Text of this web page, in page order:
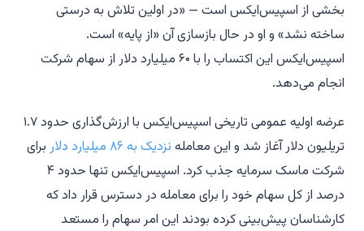
بخشی از اسپیس‌ایکس است — «در اولین تلاش به درستی
ساخته نشد» و او در حال بازسازی آن «از پایه» است.
اسپیس‌ایکس این اکتساب را با ۶۰ میلیارد دلار از سهام شرکت
انجام می‌دهد.
عرضه اولیه عمومی تاریخی اسپیس‌ایکس با ارزش‌گذاری حدود ۱.۷
تریلیون دلار آغاز شد و این معامله نزدیک به ۸۶ میلیارد دلار
برای
شرکت ماسک سرمایه جذب کرد. اسپیس‌ایکس تنها حدود ۴
درصد از کل سهام خود را برای معامله در دسترس قرار داد که
کارشناسان پیش‌بینی کرده بودند این امر سهام را مستعد